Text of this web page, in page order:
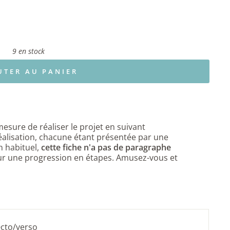
9 en stock
AU PANIER
de réaliser le projet en suivant
chacune étant présentée par une
habituel, cette fiche n'a pas de paragraphe
une progression en étapes. Amusez-vous et
verso